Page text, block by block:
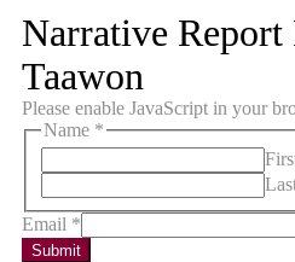
Narrative Report
Taawon
Please enable JavaScript in your
Name *
Email *
Submit